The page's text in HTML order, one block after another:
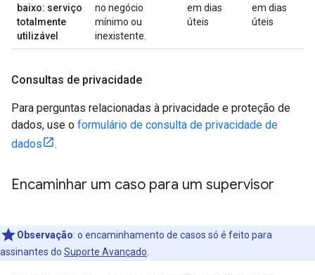
baixo: serviço
totalmente
utilizável
no negócio
mínimo ou
inexistente.
em dias
úteis
em dias
úteis
Consultas de privacidade
Para perguntas relacionadas à privacidade e proteção de
dados, use o formulário de consulta de privacidade de
dados
.
Encaminhar um caso para um supervisor
Observação: o encaminhamento de casos só é feito para
assinantes do Suporte Avançado